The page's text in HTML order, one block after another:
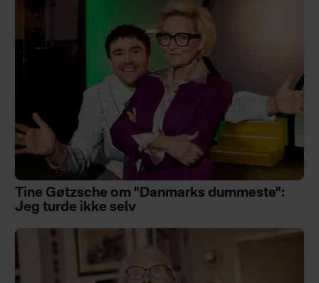
Tine Gøtzsche om "Danmarks dummeste":
Jeg turde ikke selv